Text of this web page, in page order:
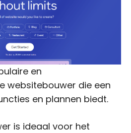
en
websitebouwer die een
en plannen biedt.
is ideaal voor het